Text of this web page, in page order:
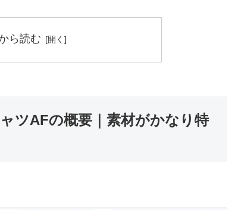
ら読む
ツAFの概要｜素材がかなり特